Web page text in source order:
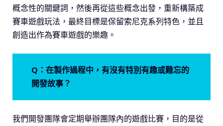
概念性的關鍵詞，然後再從這些概念出發，重新構築成
賽車遊戲玩法，最終目標是保留索尼克系列特色，並且
創造出作為賽車遊戲的樂趣。
Q：在製作過程中，有沒有特別有趣或難忘的
開發故事？
我們開發團隊會定期舉辦團隊內的遊戲比賽，目的是從